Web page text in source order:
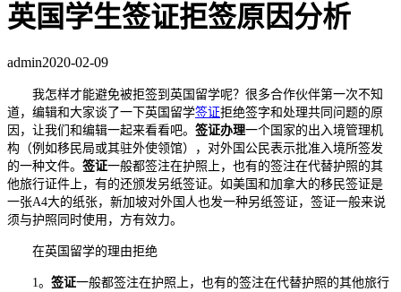
英国学生签证拒签原因分析
admin2020-02-09
我怎样才能避免被拒签到英国留学呢？很多合作伙伴第一次不知
道，编辑和大家谈了一下英国留学签证拒绝签字和处理共同问题的原
因，让我们和编辑一起来看看吧。 签证办理一个国家的出入境管理机
构（例如移民局或其驻外使领馆），对外国公民表示批准入境所签发
的一种文件。 签证一般都签注在护照上，也有的签注在代替护照的其
他旅行证件上，有的还颁发另纸签证。如美国和加拿大的移民签证是
一张A4大的纸张，新加坡对外国人也发一种另纸签证，签证一般来说
须与护照同时使用，方有效力。
在英国留学的理由拒绝
1。 签证一般都签注在护照上，也有的签注在代替护照的其他旅行